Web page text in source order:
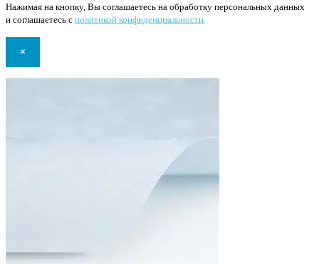
Нажимая на кнопку, Вы соглашаетесь на обработку персональных данных
и соглашаетесь с политикой конфиденциальности
×